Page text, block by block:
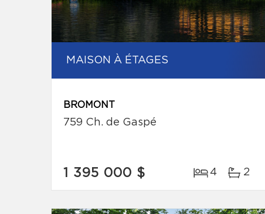
MAISON À ÉTAGES
BROMONT
759 Ch. de Gaspé
1 395 000 $ 4 2